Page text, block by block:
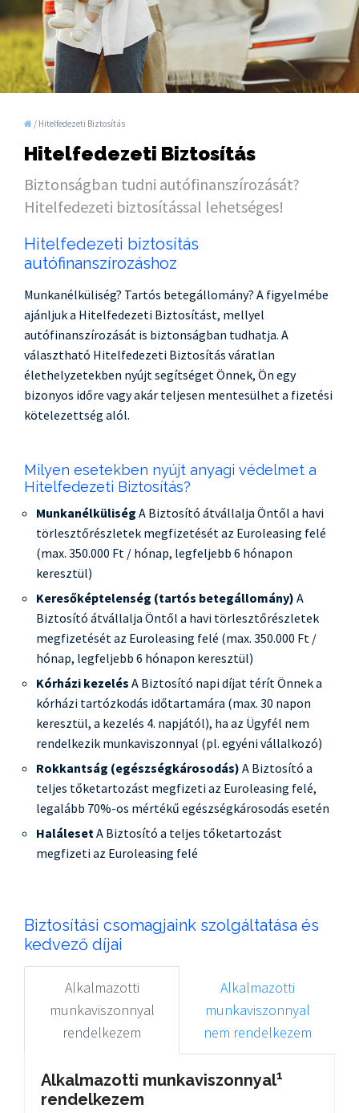
/ Hitelfedezeti Biztosítás
Hitelfedezeti Biztosítás
Biztonságban tudni autófinanszírozását?
Hitelfedezeti biztosítással lehetséges!
Hitelfedezeti biztosítás
autófinanszírozáshoz
Munkanélküliség? Tartós betegállomány? A figyelmébe
ajánljuk a Hitelfedezeti Biztosítást, mellyel
autófinanszírozását is biztonságban tudhatja. A
választható Hitelfedezeti Biztosítás váratlan
élethelyzetekben nyújt segítséget Önnek, Ön egy
bizonyos időre vagy akár teljesen mentesülhet a fizetési
kötelezettség alól.
Milyen esetekben nyújt anyagi védelmet a
Hitelfedezeti Biztosítás?
Munkanélküliség A Biztosító átvállalja Öntől a havi
törlesztőrészletek megfizetését az Euroleasing felé
(max. 350.000 Ft / hónap, legfeljebb 6 hónapon
keresztül)
Keresőképtelenség (tartós betegállomány) A
Biztosító átvállalja Öntől a havi törlesztőrészletek
megfizetését az Euroleasing felé (max. 350.000 Ft /
hónap, legfeljebb 6 hónapon keresztül)
Kórházi kezelés A Biztosító napi díjat térít Önnek a
kórházi tartózkodás időtartamára (max. 30 napon
keresztül, a kezelés 4. napjától), ha az Ügyfél nem
rendelkezik munkaviszonnyal (pl. egyéni vállalkozó)
Rokkantság (egészségkárosodás) A Biztosító a
teljes tőketartozást megfizeti az Euroleasing felé,
legalább 70%-os mértékű egészségkárosodás esetén
HalálesetA Biztosító a teljes tőketartozást
megfizeti az Euroleasing felé
Biztosítási csomagjaink szolgáltatása és
kedvező díjai
Alkalmazotti
munkaviszonnyal
rendelkezem
Alkalmazotti
munkaviszonnyal
nem rendelkezem
Alkalmazotti munkaviszonnyal1
rendelkezem